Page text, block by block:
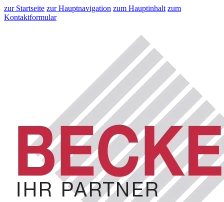
zur Startseite zur Hauptnavigation zum Hauptinhalt zum
Kontaktformular